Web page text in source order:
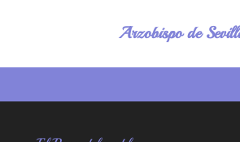
Arzobispo de